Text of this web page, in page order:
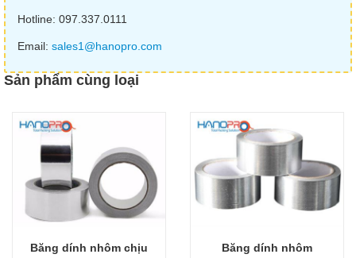
Hotline: 097.337.0111
Email: sales1@hanopro.com
Sản phẩm cùng loại
Giỏ hàng
Băng dính nhôm chịu
Giỏ hàng
Băng dính nhôm